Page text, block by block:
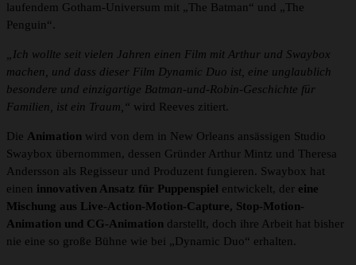
laufendem Gotham-Universum mit „The Batman“ und „The
Penguin“.
„Ich wollte seit vielen Jahren einen Film mit Arthur und Swaybox
machen, und dass dieser Film Dynamic Duo ist, eine unglaublich
besondere und einzigartige Batman-und-Robin-Geschichte für
Familien, ist ein Traum,“ wird Reeves zitiert.
Die Animation wird von dem in New Orleans ansässigen Studio
Swaybox übernommen, dessen Gründer Arthur Mintz und Theresa
Andersson als Regisseur und Produzent fungieren. Swaybox hat
einen innovativen Ansatz für Puppenspiel entwickelt, der eine
Mischung aus Live-Action-Motion-Capture, Stop-Motion-
Animation und CG-Animation darstellt, doch ihre Arbeit hat bisher
nie eine so große Bühne wie bei „Dynamic Duo“ erhalten.